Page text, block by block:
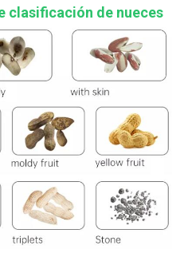
clasificación de nueces